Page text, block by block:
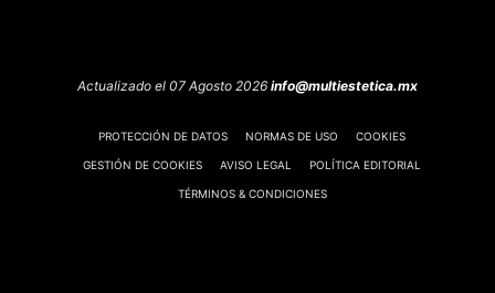
Actualizado el 07 Agosto 2026 info@multiestetica.mx
PROTECCIÓN DE DATOS NORMAS DE USO COOKIES
GESTIÓN DE COOKIES AVISO LEGAL POLÍTICA EDITORIAL
TÉRMINOS & CONDICIONES